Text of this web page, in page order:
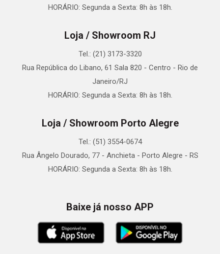
HORÁRIO: Segunda a Sexta: 8h às 18h.
Loja / Showroom RJ
Tel.: (21) 3173-3320
Rua República do Libano, 61 Sala 820 - Centro - Rio de
Janeiro/RJ
HORÁRIO: Segunda a Sexta: 8h às 18h.
Loja / Showroom Porto Alegre
Tel.: (51) 3554-0674
Rua Ângelo Dourado, 77 - Anchieta - Porto Alegre - RS
HORÁRIO: Segunda a Sexta: 8h às 18h.
Baixe já nosso APP